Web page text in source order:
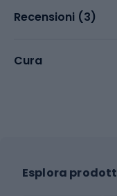
Recensioni (3)
Cura
Esplora